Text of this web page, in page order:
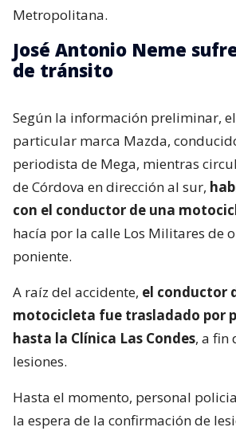
Metropolitana.
José Antonio Neme
de tránsito
Según la información preliminar,
particular marca Mazda,
periodista de Mega, mientras
de Córdova en dirección al sur,
con el conductor de una
hacía por la calle Los Militares de
poniente.
A raíz del accidente, el conductor
motocicleta fue trasladado por
hasta la Clínica Las Condes, a fin
lesiones.
Hasta el momento, personal
la espera de la confirmación de